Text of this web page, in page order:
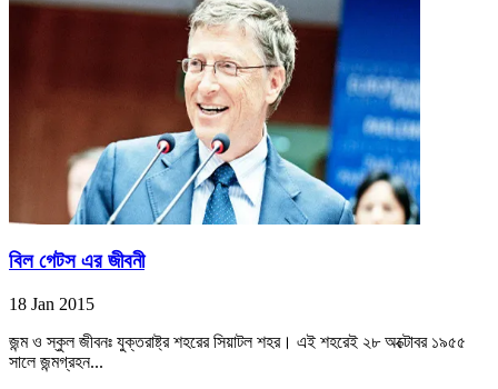
বিল গেটস এর জীবনী
18 Jan 2015
জন্ম ও স্কুল জীবনঃ যুক্তরাষ্ট্র শহরের সিয়াটল শহর। এই শহরেই ২৮ অক্টোবর ১৯৫৫
সালে জন্মগ্রহন...